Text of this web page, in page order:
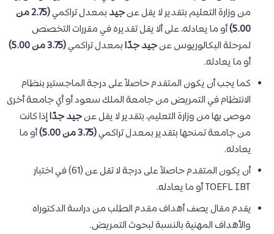
من وزارة التعليم بتقدير لا يقل عنجيد بمعدل تراكمي
(2.75 من
5.00) أو ما يعادله، على ألا يقل تقديره في مقررات التخصص
لمرحلة البكالوريوس عنجيد جدًابمعدل تراكمي(3.75 من 5.00)
أو ما يعادله.
كما يجب أن يكون المتقدم حاصلاً على درجة الماجستير بنظام
الانتظام في التمريض من جامعة الملك سعود أو أي جامعة أخرى
موصى بها من وزارة التعليم، بتقدير لا يقل عنجيد جدًاإذا كانت
من جامعة تمنحها بتقدير بمعدل تراكمي(3.75 من 5.00)
أو ما
يعادله.
أن يكون المتقدم حاصلاً على درجة لا تقل عن (61) في اختبار
TOEFL IBT أو ما يعادله.
يقدم مقال يصف أهداف مقدم الطلب من دراسة الدكتوراه
والأهداف المهنية بالنسبة لبحوث التمريض.